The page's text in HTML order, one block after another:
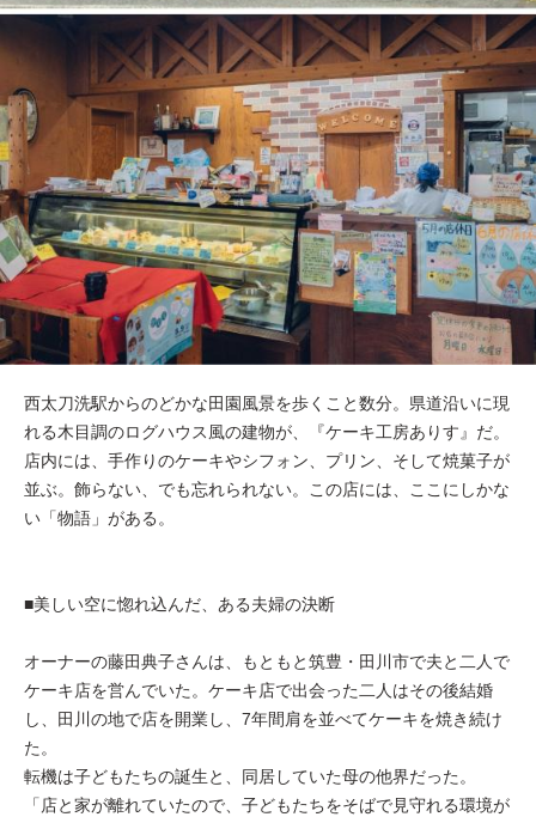
西太刀洗駅からのどかな田園風景を歩くこと数分。県道沿いに現
れる木目調のログハウス風の建物が、『ケーキ工房ありす』だ。
店内には、手作りのケーキやシフォン、プリン、そして焼菓子が
並ぶ。飾らない、でも忘れられない。この店には、ここにしかな
い「物語」がある。
■美しい空に惚れ込んだ、ある夫婦の決断
オーナーの藤田典子さんは、もともと筑豊・田川市で夫と二人で
ケーキ店を営んでいた。ケーキ店で出会った二人はその後結婚
し、田川の地で店を開業し、7年間肩を並べてケーキを焼き続け
た。
転機は子どもたちの誕生と、同居していた母の他界だった。
「店と家が離れていたので、子どもたちをそばで見守れる環境が